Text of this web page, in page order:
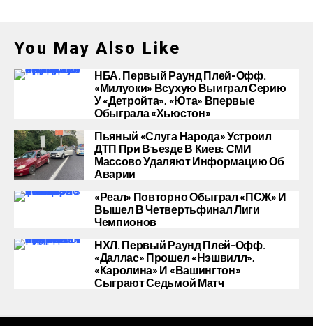
You May Also Like
НБА. Первый Раунд Плей-Офф.
«Милуоки» Всухую Выиграл Серию
У «Детройта», «Юта» Впервые
Обыграла «Хьюстон»
Пьяный «слуга Народа» Устроил
ДТП При Въезде В Киев: СМИ
Массово Удаляют Информацию Об
Аварии
«Реал» Повторно Обыграл «ПСЖ» И
Вышел В Четвертьфинал Лиги
Чемпионов
НХЛ. Первый Раунд Плей-Офф.
«Даллас» Прошел «Нэшвилл»,
«Каролина» И «Вашингтон»
Сыграют Седьмой Матч